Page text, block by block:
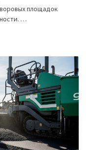
площадок
…